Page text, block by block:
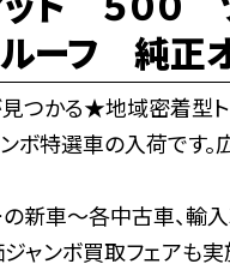
ーフ 純正
つかる★地域密着型ト
ボ特選車の入荷です
新車～各中古車、輸入
ャンボ買取フェアも実